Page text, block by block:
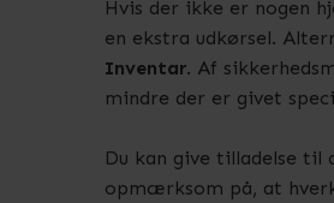
Hvis der ikke er nogen
en ekstra udkørsel.
Inventar. Af
mindre der er givet
Du kan give tilladelse
opmærksom på, at